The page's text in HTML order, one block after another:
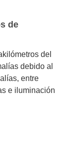
de
del
debido al
entre
e iluminación